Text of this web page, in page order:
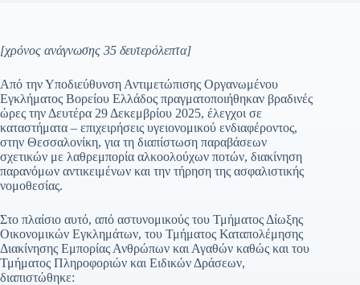
[χρόνος ανάγνωσης 35 δευτερόλεπτα]
Από την Υποδιεύθυνση Αντιμετώπισης Οργανωμένου
Εγκλήματος Βορείου Ελλάδος πραγματοποιήθηκαν βραδινές
ώρες την Δευτέρα 29 Δεκεμβρίου 2025, έλεγχοι σε
καταστήματα – επιχειρήσεις υγειονομικού ενδιαφέροντος,
στην Θεσσαλονίκη, για τη διαπίστωση παραβάσεων
σχετικών με λαθρεμπορία αλκοολούχων ποτών, διακίνηση
παρανόμων αντικειμένων και την τήρηση της ασφαλιστικής
νομοθεσίας.
Στο πλαίσιο αυτό, από αστυνομικούς του Τμήματος Δίωξης
Οικονομικών Εγκλημάτων, του Τμήματος Καταπολέμησης
Διακίνησης Εμπορίας Ανθρώπων και Αγαθών καθώς και του
Τμήματος Πληροφοριών και Ειδικών Δράσεων,
διαπιστώθηκε: